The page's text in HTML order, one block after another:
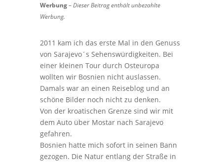
Werbung–Dieser Beitrag enthält unbezahlte
Werbung.
2011 kam ich das erste Mal in den Genuss
von Sarajevo´s Sehenswürdigkeiten. Bei
einer kleinen Tour durch Osteuropa
wollten wir Bosnien nicht auslassen.
Damals war an einen Reiseblog und an
schöne Bilder noch nicht zu denken.
Von der kroatischen Grenze sind wir mit
dem Auto über Mostar nach Sarajevo
gefahren.
Bosnien hatte mich sofort in seinen Bann
gezogen. Die Natur entlang der Straße in